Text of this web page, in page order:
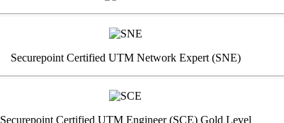
Securepoint Certified UTM Network Expert (SNE)
Securepoint Certified UTM Engineer (SCE) Gold Level